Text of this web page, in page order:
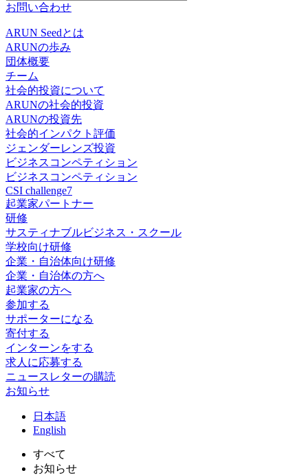
お問い合わせ
ARUN Seedとは
ARUNの歩み
団体概要
チーム
社会的投資について
ARUNの社会的投資
ARUNの投資先
社会的インパクト評価
ジェンダーレンズ投資
ビジネスコンペティション
ビジネスコンペティション
CSI challenge7
起業家パートナー
研修
サスティナブルビジネス・スクール
学校向け研修
企業・自治体向け研修
企業・自治体の方へ
起業家の方へ
参加する
サポーターになる
寄付する
インターンをする
求人に応募する
ニュースレターの購読
お知らせ
日 本語
English
すべて
お知らせ